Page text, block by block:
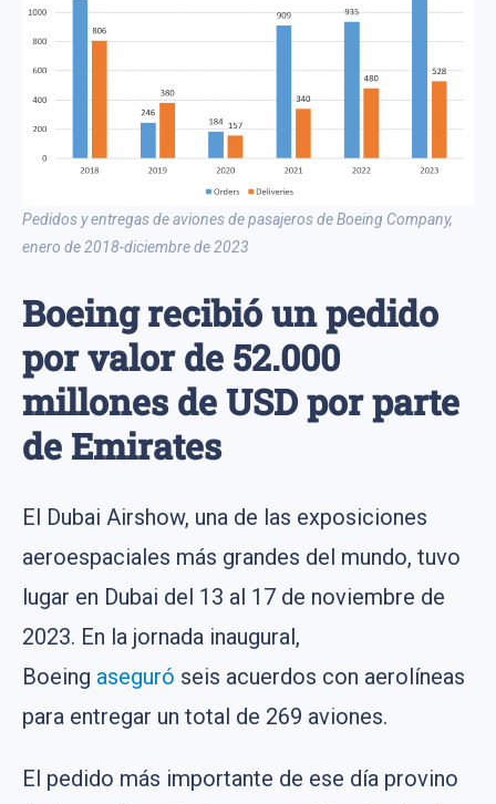
Pedidos y entregas de aviones de pasajeros de Boeing Company,
enero de 2018-diciembre de 2023
Boeing recibió un pedido
por valor de 52.000
millones de USD por parte
de Emirates
El Dubai Airshow, una de las exposiciones
aeroespaciales más grandes del mundo, tuvo
lugar en Dubai del 13 al 17 de noviembre de
2023. En la jornada inaugural,
Boeing aseguró seis acuerdos con aerolíneas
para entregar un total de 269 aviones.
El pedido más importante de ese día provino